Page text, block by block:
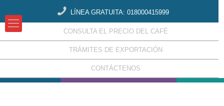
LÍNEA GRATUITA: 018000415999
CONSULTA EL PRECIO DEL CAFÉ
TRÁMITES DE EXPORTACIÓN
CONTÁCTENOS